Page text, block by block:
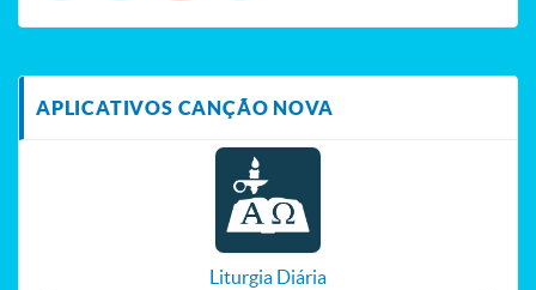
APLICATIVOS CANÇÃO NOVA
Liturgia Diária